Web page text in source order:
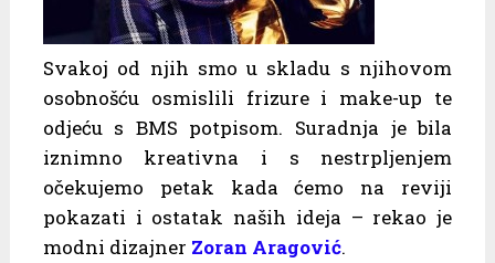
Svakoj od njih smo u skladu s njihovom
osobnošću osmislili frizure i make-up te
odjeću s BMS potpisom. Suradnja je bila
iznimno kreativna i s nestrpljenjem
očekujemo petak kada ćemo na reviji
pokazati i ostatak naših ideja – rekao je
modni dizajner Zoran Aragović.